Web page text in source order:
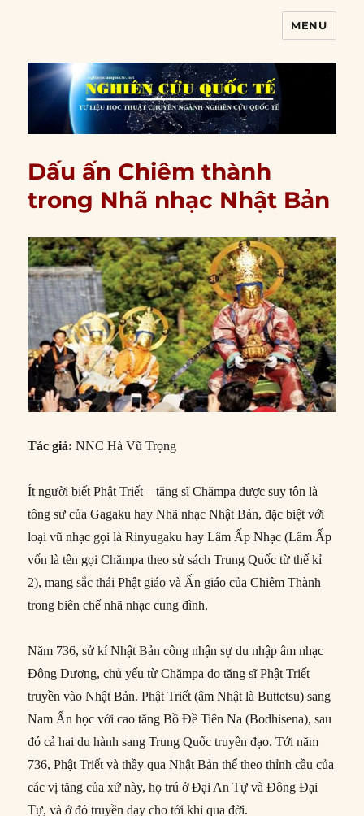
MENU
Dấu ấn Chiêm thành
trong Nhã nhạc Nhật Bản
Tác giả: NNC Hà Vũ Trọng
Ít người biết Phật Triết – tăng sĩ Chămpa được suy tôn là
tông sư của Gagaku hay Nhã nhạc Nhật Bản, đặc biệt với
loại vũ nhạc gọi là Rinyugaku hay Lâm Ấp Nhạc (Lâm Ấp
vốn là tên gọi Chămpa theo sử sách Trung Quốc từ thế kỉ
2), mang sắc thái Phật giáo và Ấn giáo của Chiêm Thành
trong biên chế nhã nhạc cung đình.
Năm 736, sử kí Nhật Bản công nhận sự du nhập âm nhạc
Đông Dương, chủ yếu từ Chămpa do tăng sĩ Phật Triết
truyền vào Nhật Bản. Phật Triết (âm Nhật là Buttetsu) sang
Nam Ấn học với cao tăng Bồ Đề Tiên Na (Bodhisena), sau
đó cả hai du hành sang Trung Quốc truyền đạo. Tới năm
736, Phật Triết và thầy qua Nhật Bản thể theo thỉnh cầu của
các vị tăng của xứ này, họ trú ở Đại An Tự và Đông Đại
Tự, và ở đó truyền dạy cho tới khi qua đời.